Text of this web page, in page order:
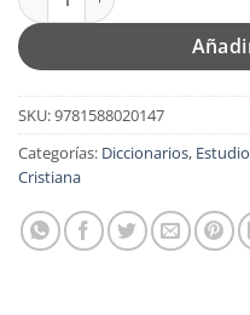
SKU:9781588020147
Categorías: Diccionarios,
Cristiana